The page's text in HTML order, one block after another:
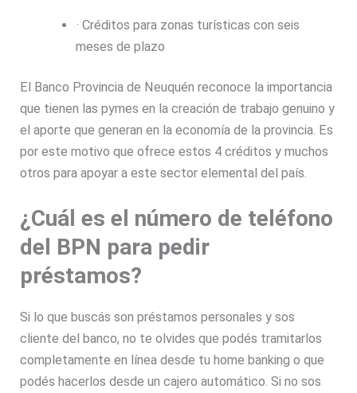
· Créditos para zonas turísticas con seis
meses de plazo
El Banco Provincia de Neuquén reconoce la importancia
que tienen las pymes en la creación de trabajo genuino y
el aporte que generan en la economía de la provincia. Es
por este motivo que ofrece estos 4 créditos y muchos
otros para apoyar a este sector elemental del país.
¿Cuál es el número de teléfono
del BPN para pedir
préstamos?
Si lo que buscás son préstamos personales y sos
cliente del banco, no te olvides que podés tramitarlos
completamente en línea desde tu home banking o que
podés hacerlos desde un cajero automático. Si no sos